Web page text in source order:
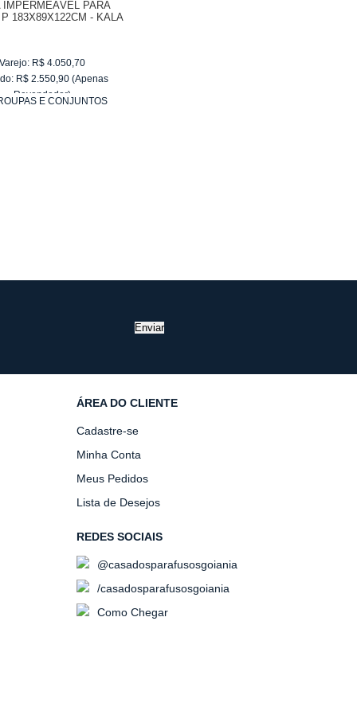
IMPERMEÁVEL PARA
183X89X122CM - KALA
R$ 4.050,70
R$ 2.550,90 (Apenas
Revendedor)
E CONJUNTOS
Enviar
ÁREA DO CLIENTE
Cadastre-se
Minha Conta
Meus Pedidos
Lista de Desejos
REDES SOCIAIS
@casadosparafusosgoiania
/casadosparafusosgoiania
Como Chegar